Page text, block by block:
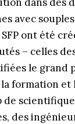
avec
SFP ont été
– celles
le grand
formation
des